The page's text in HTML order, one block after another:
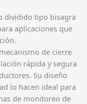
dividido tipo bisagra
aplicaciones que
de cierre
rápida y segura
Su diseño
lo hacen ideal para
de monitoreo de